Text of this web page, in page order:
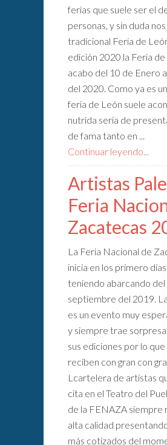
ferias que suele ser el
personas, y sin duda
tradicional Feria de
edición 2020 la Feria
acabo del 10 de Enero
del 2020. Como ya es
feria de León suele
nutrida seria de
de fama tanto en ...
Continuar leyendo...
Artistas
Feria
Zacatecas
La Feria Nacional de
inicia en los primero
teniendo abarcando del
septiembre del 2019.
es un evento muy
y siempre trae
sus ediciones por lo que
reciben con gran con
Lcartelera de artistas
cita en el Teatro del
de la FENAZA siempre
alta calidad
más cotizados del